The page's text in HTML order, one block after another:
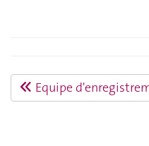
Equipe